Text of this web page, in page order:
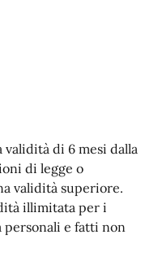
di 6 mesi dalla
di legge o
validità superiore.
illimitata per i
e fatti non